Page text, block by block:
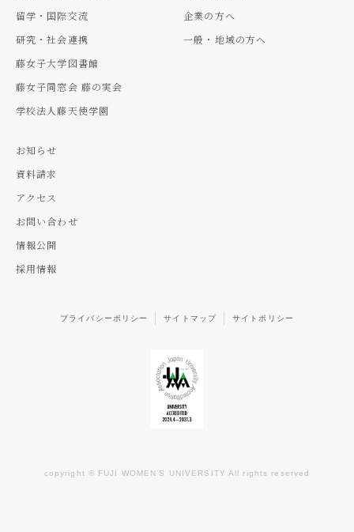
留学・国際交流
研究・社会連携
藤女子大学図書館
藤女子同窓会 藤の実会
学校法人藤天使学園
企業の方へ
一般・地域の方へ
お知らせ
資料請求
アクセス
お問い合わせ
情報公開
採用情報
プライバシーポリシー サイトマップ サイトポリシー
copyright © FUJI WOMEN’S UNIVERSITY All rights reserved